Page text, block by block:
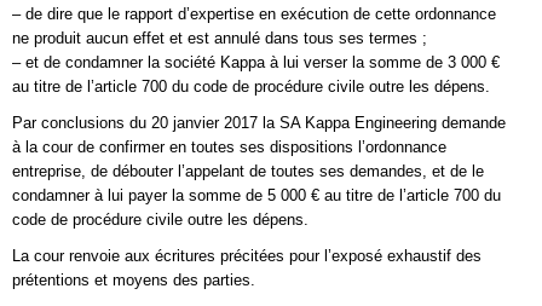
– de dire que le rapport d’expertise en exécution de cette ordonnance
ne produit aucun effet et est annulé dans tous ses termes ;
– et de condamner la société Kappa à lui verser la somme de 3 000 €
au titre de l’article 700 du code de procédure civile outre les dépens.
Par conclusions du 20 janvier 2017 la SA Kappa Engineering demande
à la cour de confirmer en toutes ses dispositions l’ordonnance
entreprise, de débouter l’appelant de toutes ses demandes, et de le
condamner à lui payer la somme de 5 000 € au titre de l’article 700 du
code de procédure civile outre les dépens.
La cour renvoie aux écritures précitées pour l’exposé exhaustif des
prétentions et moyens des parties.